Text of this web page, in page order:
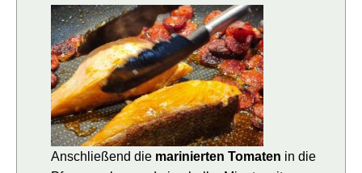
Anschließend die marinierten Tomaten in die